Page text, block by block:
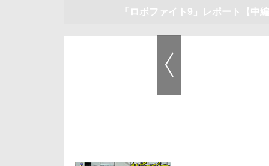
「ロボファイト9」レポート【中編